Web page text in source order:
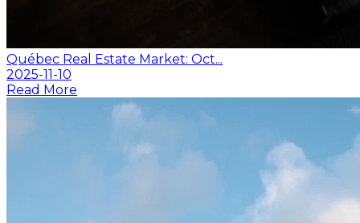
Québec Real Estate Market: Oct...
2025-11-10
Read More